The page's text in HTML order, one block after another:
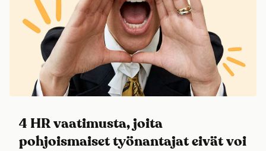
4 HR vaatimusta, joita
pohjoismaiset työnantajat eivät voi